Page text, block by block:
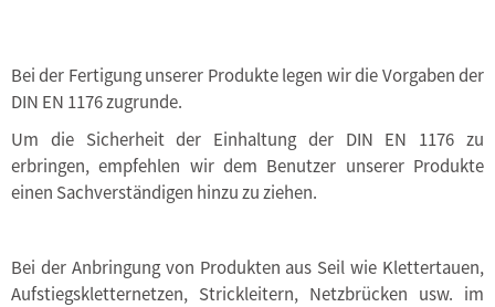
Bei der Fertigung unserer Produkte legen wir die Vorgaben der
DIN EN 1176 zugrunde.
Um die Sicherheit der Einhaltung der DIN EN 1176 zu
erbringen, empfehlen wir dem Benutzer unserer Produkte
einen Sachverständigen hinzu zu ziehen.
Bei der Anbringung von Produkten aus Seil wie Klettertauen,
Aufstiegskletternetzen, Strickleitern, Netzbrücken usw. im